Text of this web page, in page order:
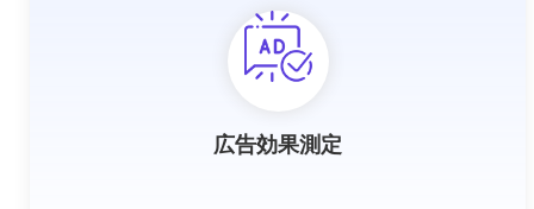
広告効果測定